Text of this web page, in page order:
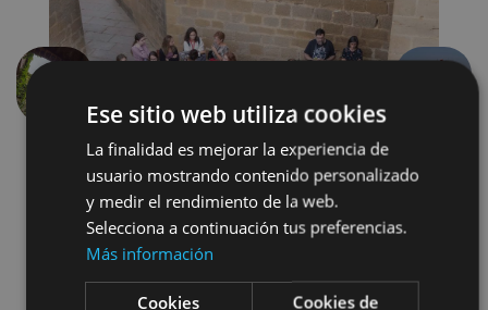
Suivant
Arquitectura civil
Ese sitio web utiliza cookies
La finalidad es mejorar la experiencia de
usuario mostrando contenido personalizado
y medir el rendimiento de la web.
Selecciona a continuación tus preferencias.
Más información
Cookies
Cookies de